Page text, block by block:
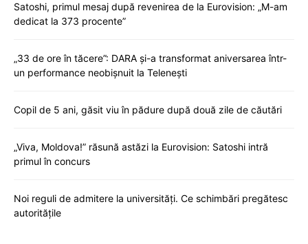
Satoshi, primul mesaj după revenirea de la Eurovision: „M-am
dedicat la 373 procente”
„33 de ore în tăcere”: DARA și-a transformat aniversarea într-
un performance neobișnuit la Telenești
Copil de 5 ani, găsit viu în pădure după două zile de căutări
„Viva, Moldova!” răsună astăzi la Eurovision: Satoshi intră
primul în concurs
Noi reguli de admitere la universități. Ce schimbări pregătesc
autoritățile